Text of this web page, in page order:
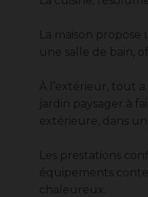
La maison
une salle de bain,
À l’extérieur, tout
jardin paysager à
extérieure, dans
Les prestations
équipements
chaleureux.